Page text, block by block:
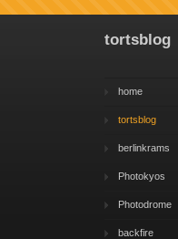
tortsblog
home
tortsblog
berlinkrams
Photokyos
Photodrome
backfire